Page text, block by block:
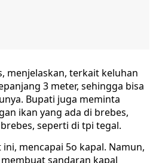
menjelaskan, terkait keluhan
3 meter, sehingga bisa
Bupati juga meminta
ikan yang ada di brebes,
seperti di tpi tegal.
mencapai 5o kapal. Namun,
sandaran kapal